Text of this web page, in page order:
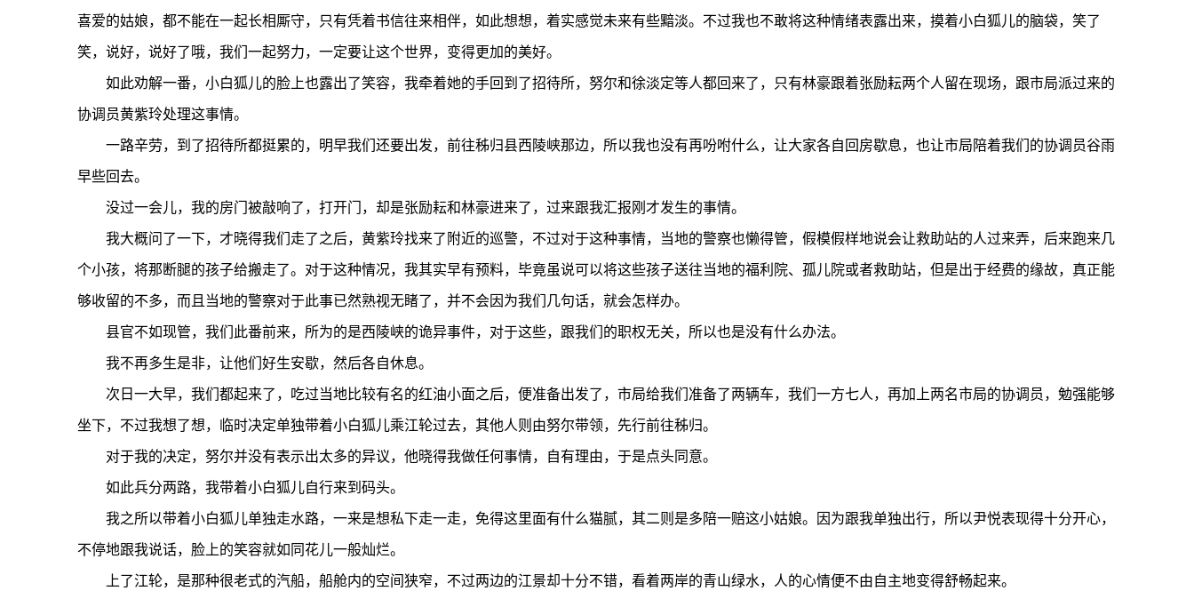
喜爱的姑娘，都不能在一起长相厮守，只有凭着书信往来相伴，如此想想，着实感觉未来有些黯淡。不过我也不敢将这种情绪表露出来，摸着小白狐儿的脑袋，笑了
笑，说好，说好了哦，我们一起努力，一定要让这个世界，变得更加的美好。
如此劝解一番，小白狐儿的脸上也露出了笑容，我牵着她的手回到了招待所，努尔和徐淡定等人都回来了，只有林豪跟着张励耘两个人留在现场，跟市局派过来的
协调员黄紫玲处理这事情。
一路辛劳，到了招待所都挺累的，明早我们还要出发，前往秭归县西陵峡那边，所以我也没有再吩咐什么，让大家各自回房歇息，也让市局陪着我们的协调员谷雨
早些回去。
没过一会儿，我的房门被敲响了，打开门，却是张励耘和林豪进来了，过来跟我汇报刚才发生的事情。
我大概问了一下，才晓得我们走了之后，黄紫玲找来了附近的巡警，不过对于这种事情，当地的警察也懒得管，假模假样地说会让救助站的人过来弄，后来跑来几
个小孩，将那断腿的孩子给搬走了。对于这种情况，我其实早有预料，毕竟虽说可以将这些孩子送往当地的福利院、孤儿院或者救助站，但是出于经费的缘故，真正能
够收留的不多，而且当地的警察对于此事已然熟视无睹了，并不会因为我们几句话，就会怎样办。
县官不如现管，我们此番前来，所为的是西陵峡的诡异事件，对于这些，跟我们的职权无关，所以也是没有什么办法。
我不再多生是非，让他们好生安歇，然后各自休息。
次日一大早，我们都起来了，吃过当地比较有名的红油小面之后，便准备出发了，市局给我们准备了两辆车，我们一方七人，再加上两名市局的协调员，勉强能够
坐下，不过我想了想，临时决定单独带着小白狐儿乘江轮过去，其他人则由努尔带领，先行前往秭归。
对于我的决定，努尔并没有表示出太多的异议，他晓得我做任何事情，自有理由，于是点头同意。
如此兵分两路，我带着小白狐儿自行来到码头。
我之所以带着小白狐儿单独走水路，一来是想私下走一走，免得这里面有什么猫腻，其二则是多陪一赔这小姑娘。因为跟我单独出行，所以尹悦表现得十分开心，
不停地跟我说话，脸上的笑容就如同花儿一般灿烂。
上了江轮，是那种很老式的汽船，船舱内的空间狭窄，不过两边的江景却十分不错，看着两岸的青山绿水，人的心情便不由自主地变得舒畅起来。